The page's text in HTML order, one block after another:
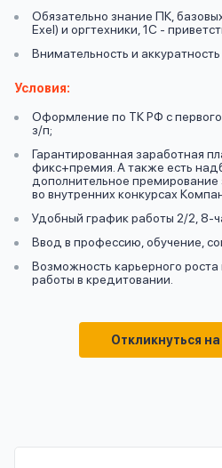
Обязательно знание ПК,
Exel) и оргтехники, 1С -
Внимательность и
Условия:
Оформление по ТК РФ с
з/п;
Гарантированная заработная
фикс+премия. А также есть
дополнительное премирование
во внутренних конкурсах
Удобный график работы 2/2, 8-
Ввод в профессию, обучение,
Возможность карьерного
работы в кредитовании.
Откликнуться
Оформить заявку
Войти под другим номером
Ответы
на